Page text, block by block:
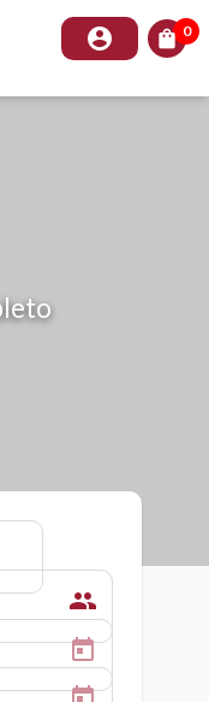
account_circle shopping_bag 0
people